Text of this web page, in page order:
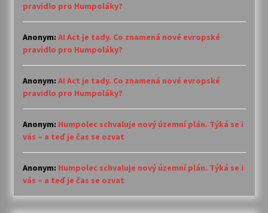
pravidlo pro Humpoláky?
Anonym: AI Act je tady. Co znamená nové evropské
pravidlo pro Humpoláky?
Anonym: AI Act je tady. Co znamená nové evropské
pravidlo pro Humpoláky?
Anonym: Humpolec schvaluje nový územní plán. Týká se i
vás – a teď je čas se ozvat
Anonym: Humpolec schvaluje nový územní plán. Týká se i
vás – a teď je čas se ozvat